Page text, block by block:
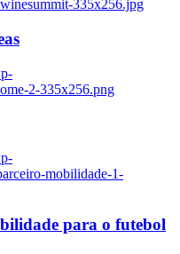
335x256.jpg
2-335x256.png
mobilidade-1-
para o futebol